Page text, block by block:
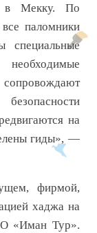
в Мекку. По
паломники
специальные
на
гиды», —
фирмой,
хаджа на
«Иман Тур».